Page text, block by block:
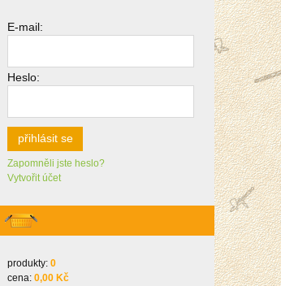
E-mail:
Heslo:
přihlásit se
Zapomněli jste heslo?
Vytvořit účet
produkty: 0
cena: 0,00 Kč